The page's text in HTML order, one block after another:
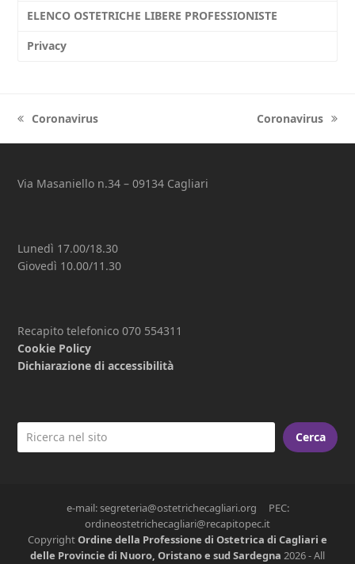
ELENCO OSTETRICHE LIBERE PROFESSIONISTE
Privacy
previous
post:
Coronavirus
next
post:
Coronavirus
Via Masaniello n.34 – 09134 Cagliari
Lunedì 17.00/18.30
Giovedì 10.00/11.30
Recapito telefonico 070 554311
Cookie Policy
Dichiarazione di accessibilità
Cerca
e-mail: segreteria@ostetrichecagliari.org PEC:
ordineostetrichecagliari@recapitopec.it
CopyrightOrdine della Professione di Ostetrica di Cagliari e
delle Provincie di Nuoro, Oristano e sud Sardegna 2026 - All